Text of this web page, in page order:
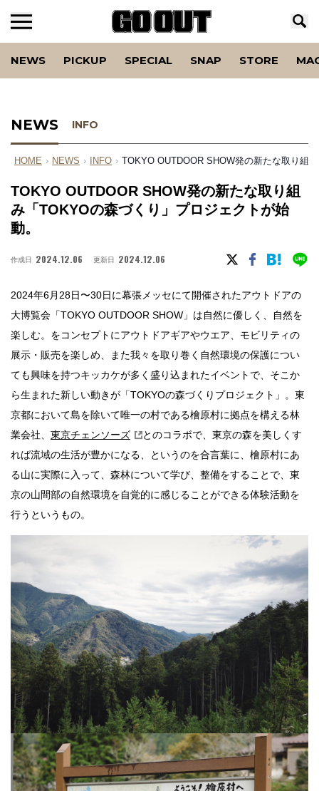
NEWS PICKUP SPECIAL SNAP STORE
NEWS INFO
HOME › NEWS › INFO › TOKYO OUTDOOR SHOW発の新たな取り組
TOKYO OUTDOOR SHOW発の新たな取り組
み「TOKYOの森づくり」プロジェクトが始
動。
作成日 2024.12.06 更新日 2024.12.06
2024年6月28日〜30日に幕張メッセにて開催されたアウトドアの
大博覧会「TOKYO OUTDOOR SHOW」は自然に優しく、自然を
楽しむ。をコンセプトにアウトドアギアやウエア、モビリティの
展示・販売を楽しめ、また我々を取り巻く自然環境の保護につい
ても興味を持つキッカケが多く盛り込まれたイベントで、そこか
ら生まれた新しい動きが「TOKYOの森づくりプロジェクト」。東
京都において島を除いて唯一の村である檜原村に拠点を構える林
業会社、 東京チェンソーズ
とのコラボで、東京の森を美しくす
れば流域の生活が豊かになる、というのを合言葉に、檜原村にあ
る山に実際に入って、森林について学び、整備をすることで、東
京の山間部の自然環境を自覚的に感じることができる体験活動を
行うというもの。